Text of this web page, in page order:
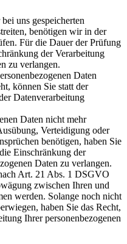
uns gespeicherten
benötigen wir in der
Für die Dauer der Prüfung
der Verarbeitung
zu verlangen.
Daten
können Sie statt der
Datenverarbeitung
Daten nicht mehr
Verteidigung oder
benötigen, haben Sie
Einschränkung der
Daten zu verlangen.
Art. 21 Abs. 1 DSGVO
zwischen Ihren und
werden. Solange noch nicht
haben Sie das Recht,
Ihrer personenbezogenen